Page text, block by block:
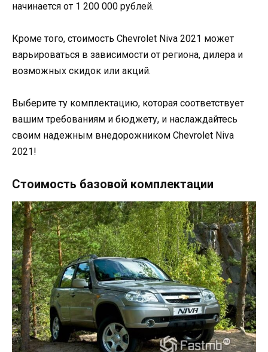
начинается от 1 200 000 рублей.
Кроме того, стоимость Chevrolet Niva 2021 может
варьироваться в зависимости от региона, дилера и
возможных скидок или акций.
Выберите ту комплектацию, которая соответствует
вашим требованиям и бюджету, и наслаждайтесь
своим надежным внедорожником Chevrolet Niva
2021!
Стоимость базовой комплектации